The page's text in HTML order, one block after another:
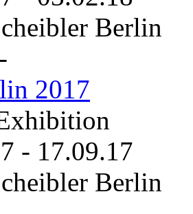
Berlin
2017
- 17.09.17
Berlin